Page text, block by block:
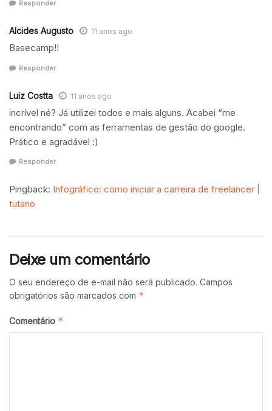
Responder
Alcides Augusto 11 anos ago
Basecamp!!
Responder
Luiz Costta 11 anos ago
incrível né? Já utilizei todos e mais alguns. Acabei “me
encontrando” com as ferramentas de gestão do google.
Prático e agradável :)
Responder
Pingback: Infográfico: como iniciar a carreira de freelancer |
tutano
Deixe um comentário
O seu endereço de e-mail não será publicado. Campos
obrigatórios são marcados com *
Comentário *